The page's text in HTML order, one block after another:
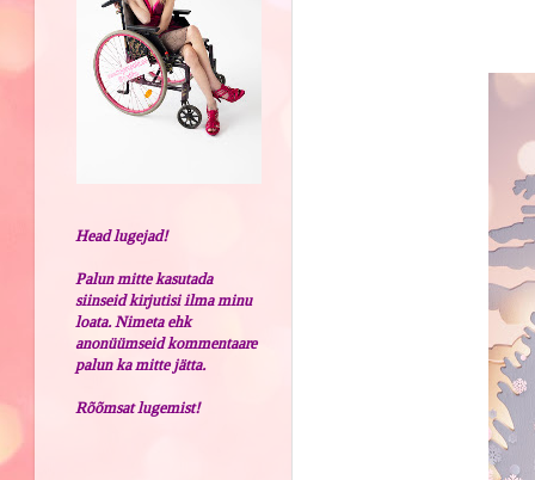
Head lugejad!
Palun mitte kasutada
siinseid kirjutisi ilma minu
loata. Nimeta ehk
anonüümseid kommentaare
palun ka mitte jätta.
Rõõmsat lugemist!